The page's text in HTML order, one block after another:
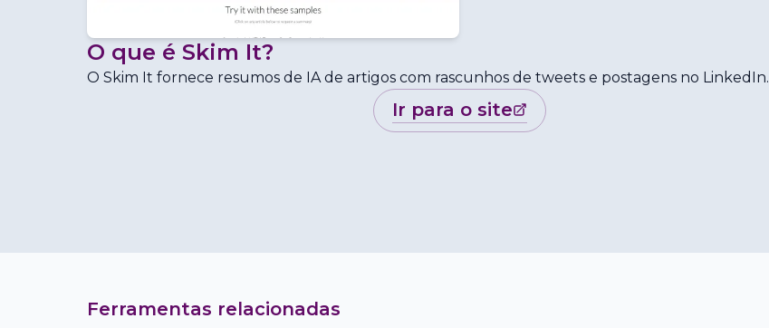
O que é Skim It?
O Skim It fornece resumos de IA de artigos com rascunhos de tweets e postagens no LinkedIn.
ir para o site
Ferramentas relacionadas